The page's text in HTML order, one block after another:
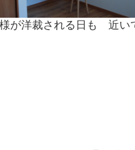
が洋裁される日も 近い